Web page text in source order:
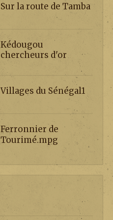
Sur la route de Tamba
Kédougou
chercheurs d'or
Villages du Sénégal1
Ferronnier de
Tourimé.mpg